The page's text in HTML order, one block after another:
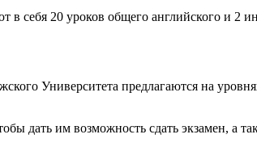
себя 20 уроков общего английского и 2
Университета предлагаются на
дать им возможность сдать экзамен, а